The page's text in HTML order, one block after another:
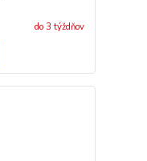
do 3 týždňov